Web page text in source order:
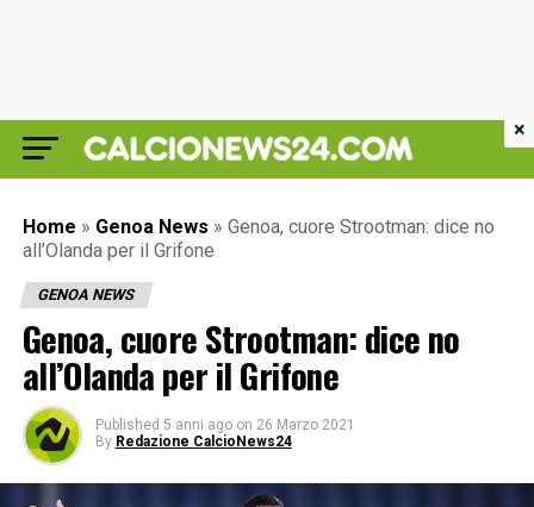
Home » Genoa News » Genoa, cuore Strootman: dice no
all’Olanda per il Grifone
GENOA NEWS
Genoa, cuore Strootman: dice no
all’Olanda per il Grifone
Published 5 anni ago on 26 Marzo 2021
By Redazione CalcioNews24
×